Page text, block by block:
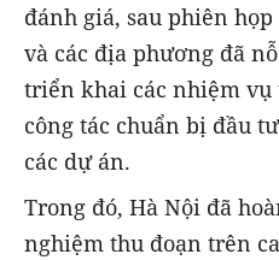
đánh giá, sau phiên
và các địa phương đã
triển khai các nhiệm vụ
công tác chuẩn bị đầu
các dự án.
Trong đó, Hà Nội đã
nghiệm thu đoạn trên